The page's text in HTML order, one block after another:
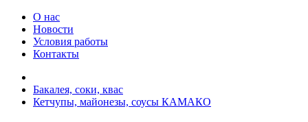
О нас
Новости
Условия работы
Контакты
Бакалея, соки, квас
Кетчупы, майонезы, соусы КАМАКО